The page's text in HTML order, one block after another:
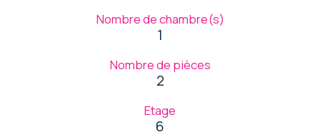
Nombre de chambre(s)
1
Nombre de pièces
2
Etage
6